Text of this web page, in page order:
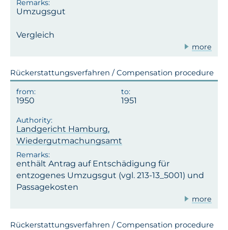
Umzugsgut
Vergleich
more
Rückerstattungsverfahren / Compensation procedure
1950 1951
Landgericht Hamburg,
Wiedergutmachungsamt
enthält Antrag auf Entschädigung für
entzogenes Umzugsgut (vgl. 213-13_5001) und
Passagekosten
more
Rückerstattungsverfahren / Compensation procedure